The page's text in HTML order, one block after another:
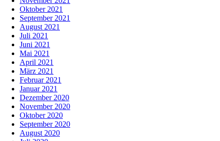
Oktober 2021
September 2021
August 2021
Juli 2021
Juni 2021
Mai 2021
April 2021
März 2021
Februar 2021
Januar 2021
Dezember 2020
November 2020
Oktober 2020
September 2020
August 2020